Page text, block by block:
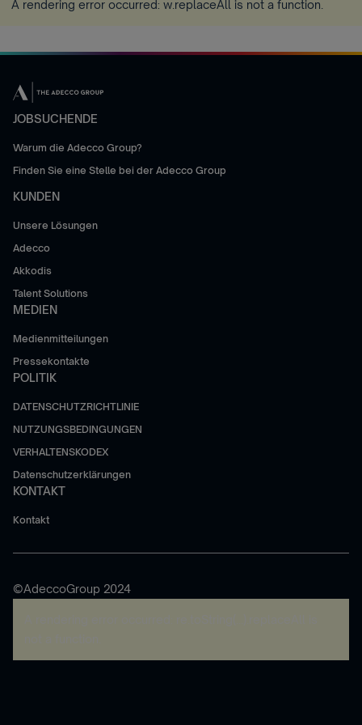
A rendering error occurred: w.replaceAll is not a function
JOBSUCHENDE
Warum die Adecco Group?
Finden Sie eine Stelle bei der Adecco Group
KUNDEN
Unsere Lösungen
Adecco
Akkodis
Talent Solutions
MEDIEN
Medienmitteilungen
Pressekontakte
POLITIK
DATENSCHUTZRICHTLINIE
NUTZUNGSBEDINGUNGEN
VERHALTENSKODEX
Datenschutzerklärungen
KONTAKT
Kontakt
©AdeccoGroup 2024